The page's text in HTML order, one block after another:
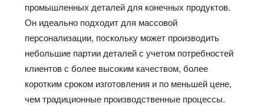
промышленных деталей для конечных продуктов.
Он идеально подходит для массовой
персонализации, поскольку может производить
небольшие партии деталей с учетом потребностей
клиентов с более высоким качеством, более
коротким сроком изготовления и по меньшей цене,
чем традиционные производственные процессы.